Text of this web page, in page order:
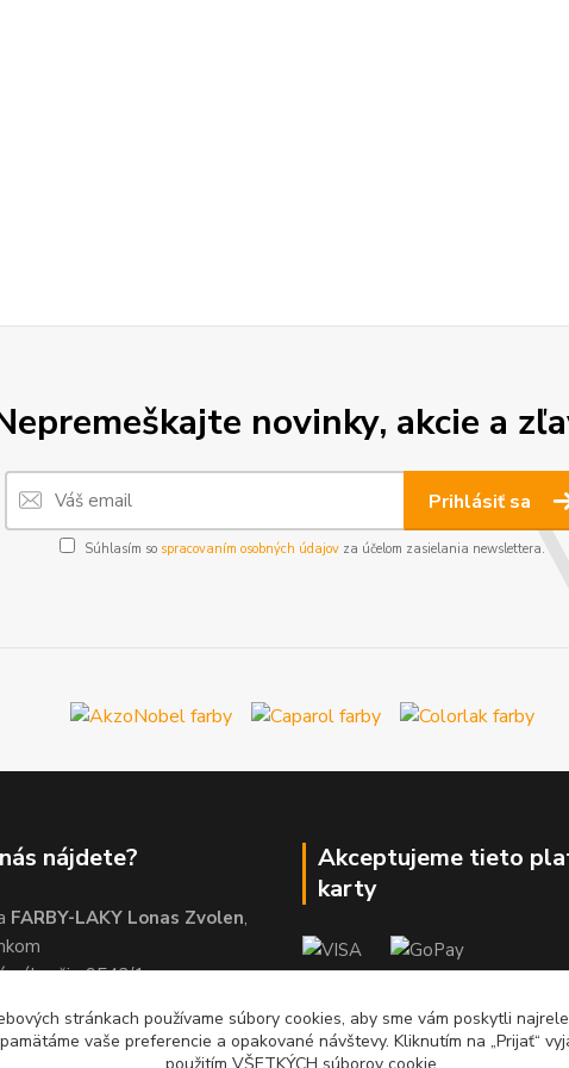
novinky, akcie a
Prihlásiť sa
Súhlasím so spracovaním osobných údajov za účelom zasielania newslettera.
nájdete?
FARBY-LAKY Lonas Zvolen,
nábrežie 9542/1
Akceptujeme tieto
karty
stránkach používame súbory cookies, aby sme vám poskytli
vaše preferencie a opakované návštevy. Kliknutím na „Prijať“